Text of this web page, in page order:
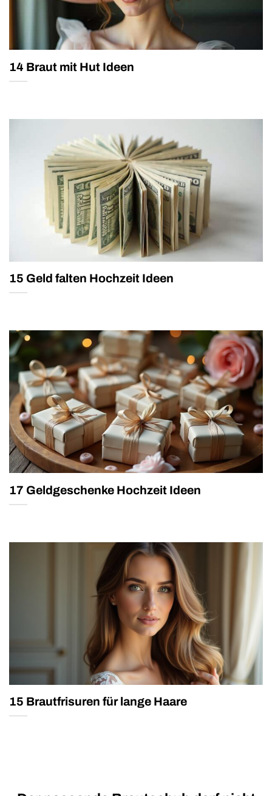
14 Braut mit Hut Ideen
15 Geld falten Hochzeit Ideen
17 Geldgeschenke Hochzeit Ideen
15 Brautfrisuren für lange Haare